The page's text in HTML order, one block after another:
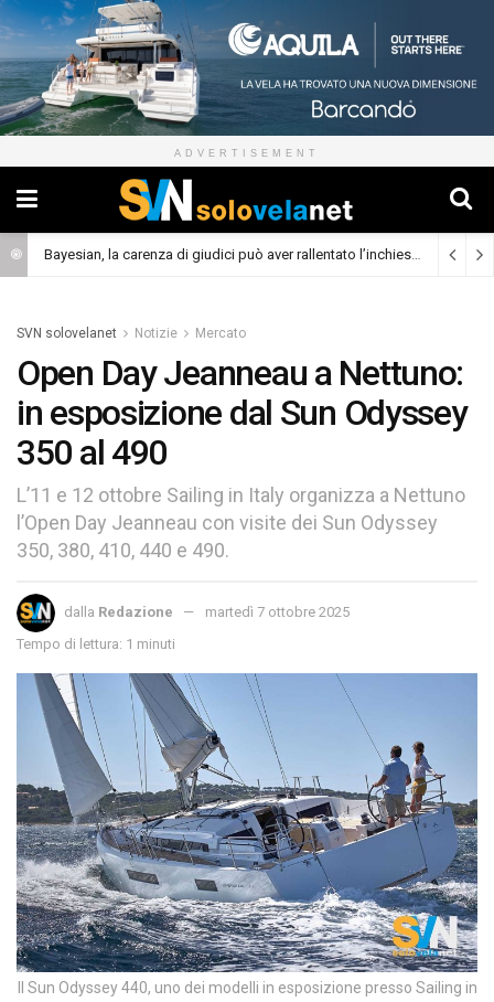
ADVERTISEMENT
Bayesian, la carenza di giudici può aver rallentato l’inchiesta (Cronaca)
SVN solovelanet Notizie Mercato
Open Day Jeanneau a Nettuno:
in esposizione dal Sun Odyssey
350 al 490
L’11 e 12 ottobre Sailing in Italy organizza a Nettuno
l’Open Day Jeanneau con visite dei Sun Odyssey
350, 380, 410, 440 e 490.
dalla Redazione
martedì 7 ottobre 2025
Tempo di lettura: 1 minuti
Il Sun Odyssey 440, uno dei modelli in esposizione presso Sailing in